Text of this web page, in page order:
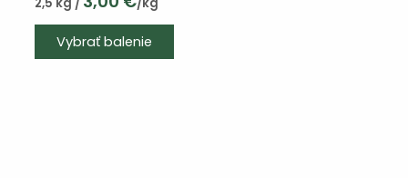
Vybrať balenie